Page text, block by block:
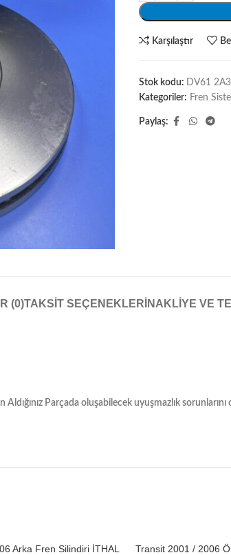
Karşılaştır
Stok kodu: DV61
Kategoriler: Fren
Paylaş:
(0)TAKSIT SEÇENEKLERI NAKLIYE VE
Aldığınız Parçada oluşabilecek uyuşmazlık
Arka Fren Silindiri İTHAL
Transit 2001 / 2006